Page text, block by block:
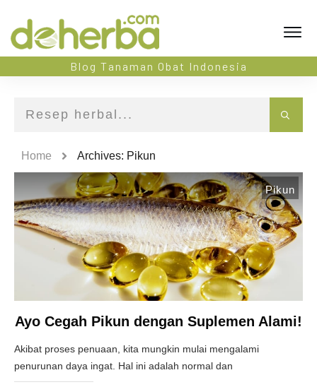
Blog Tanaman Obat Indonesia
Home Archives: Pikun
Pikun
Ayo Cegah Pikun dengan Suplemen Alami!
Akibat proses penuaan, kita mungkin mulai mengalami
penurunan daya ingat. Hal ini adalah normal dan